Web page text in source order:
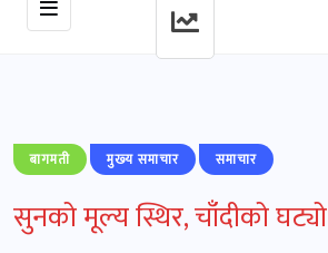
बागमती मुख्‍य समाचार समाचार
सुनको मूल्य स्थिर, चाँदीको घट्यो